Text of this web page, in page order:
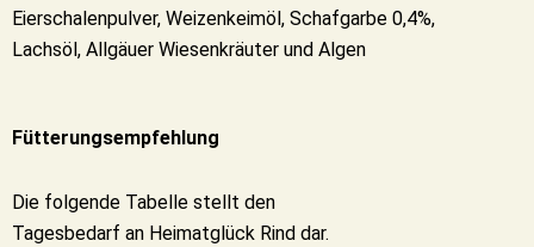
Eierschalenpulver, Weizenkeimöl, Schafgarbe 0,4%,
Lachsöl, Allgäuer Wiesenkräuter und Algen
Fütterungsempfehlung
Die folgende Tabelle stellt den
Tagesbedarf an Heimatglück Rind dar.